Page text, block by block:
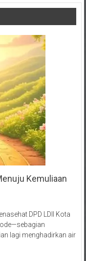
Kemuliaan
lagi menghadirkan air